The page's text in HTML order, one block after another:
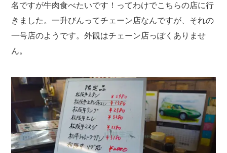
名ですが牛肉食べたいです！ってわけでこちらの店に行
きました。一升びんってチェーン店なんですが、それの
一号店のようです。外観はチェーン店っぽくありませ
ん。